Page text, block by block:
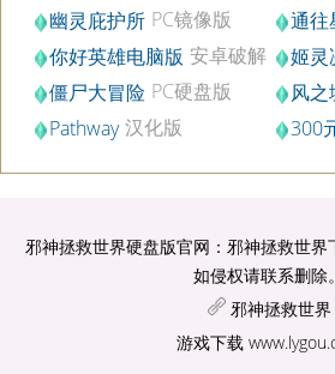
破解版v1.0
文版
幽灵庇护所 PC镜像版 通往
你好英雄电脑版 安卓破解
版v2.0.1
姬灵
僵尸大冒险 PC硬盘版 风之
Pathway 汉化版 300
邪神拯救世界硬盘版官网：邪神拯救世界
如侵权请联系删除。
邪神拯救世界
游戏下载